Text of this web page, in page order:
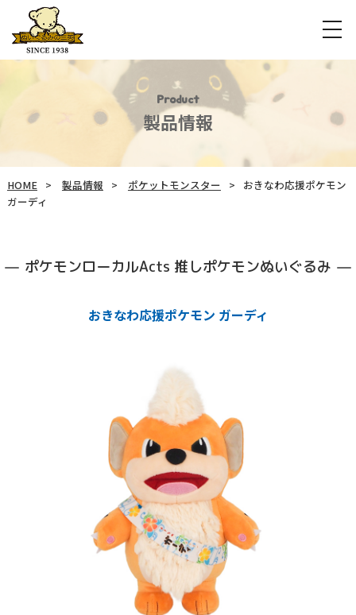
Product
製品情報
HOME 製品情報 ポケットモンスター
おきなわ応援ポケモン
ガーディ
ポケモンローカルActs 推しポケモンぬいぐるみ
おきなわ応援ポケモン ガーディ